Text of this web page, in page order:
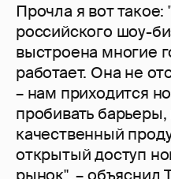
Прочла я вот
российского шоу-
выстроена многие
работает. Она не
– нам приходится
пробивать
качественный
открытый доступ